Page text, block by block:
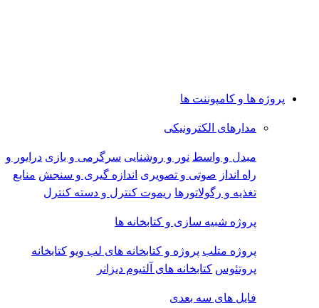
پروژه ها و کامپوننت ها
مدارهای الکترونیکی
مبدل و واسط نور و روشنایی سرگرمی و بازی درایور و
راه انداز صوتی و تصویری اندازه گیری و سنجش منابع
تغذیه و رگولاتورها ریموت کنترل و دسته کنترل
پروژه شبیه سازی و کتابخانه ها
پروژه متلب پروژه و کتابخانه های لب ویو کتابخانه
پروتئوس کتابخانه های آلتیوم دیزانر
فایل های سه بعدی